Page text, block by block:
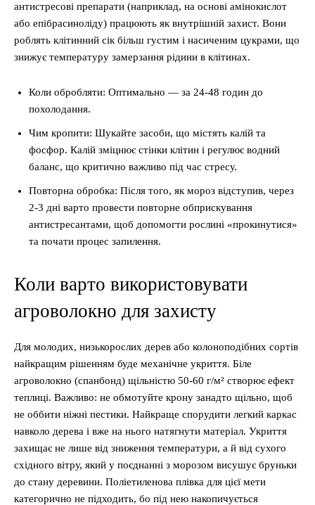
антистресові препарати (наприклад, на основі амінокислот
або епібрасиноліду) працюють як внутрішній захист. Вони
роблять клітинний сік більш густим і насиченим цукрами, що
знижує температуру замерзання рідини в клітинах.
Коли обробляти: Оптимально — за 24-48 годин до
похолодання.
Чим кропити: Шукайте засоби, що містять калій та
фосфор. Калій зміцнює стінки клітин і регулює водний
баланс, що критично важливо під час стресу.
Повторна обробка: Після того, як мороз відступив, через
2-3 дні варто провести повторне обприскування
антистресантами, щоб допомогти рослині «прокинутися»
та почати процес запилення.
Коли варто використовувати
агроволокно для захисту
Для молодих, низькорослих дерев або колоноподібних сортів
найкращим рішенням буде механічне укриття. Біле
агроволокно (спанбонд) щільністю 50-60 г/м² створює ефект
теплиці. Важливо: не обмотуйте крону занадто щільно, щоб
не оббити ніжні пестики. Найкраще спорудити легкий каркас
навколо дерева і вже на нього натягнути матеріал. Укриття
захищає не лише від зниження температури, а й від сухого
східного вітру, який у поєднанні з морозом висушує бруньки
до стану деревини. Поліетиленова плівка для цієї мети
категорично не підходить, бо під нею накопичується